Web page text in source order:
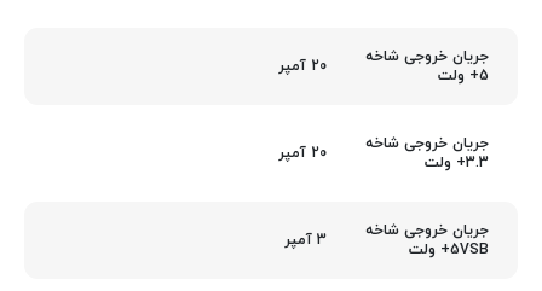
جریان خروجی شاخه
5+ ولت
20 آمپر
جریان خروجی شاخه
3.3+ ولت
20 آمپر
جریان خروجی شاخه
5VSB+ ولت
3 آمپر